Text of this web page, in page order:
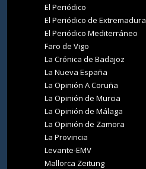
El Periódico
El Periódico de Extremadura
El Periódico Mediterráneo
Faro de Vigo
La Crónica de Badajoz
La Nueva España
La Opinión A Coruña
La Opinión de Murcia
La Opinión de Málaga
La Opinión de Zamora
La Provincia
Levante-EMV
Mallorca Zeitung